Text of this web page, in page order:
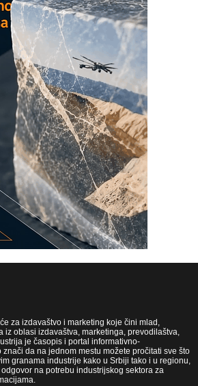
za izdavaštvo i marketing koje čini mlad,
iz oblasi izdavaštva, marketinga, prevodilaštva,
je časopis i portal informativno-
znači da na jednom mestu možete pročitati sve što
granama industrije kako u Srbiji tako i u regionu,
na potrebu industrijskog sektora za